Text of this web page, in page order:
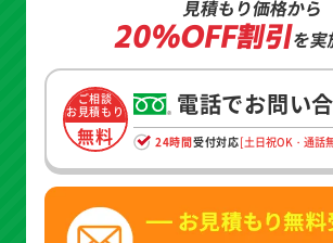
見積もり価格から
20%OFF割引を実
ご相談
お見積もり
無料
電話でお問い
24時間受付対応[土日祝OK・通話